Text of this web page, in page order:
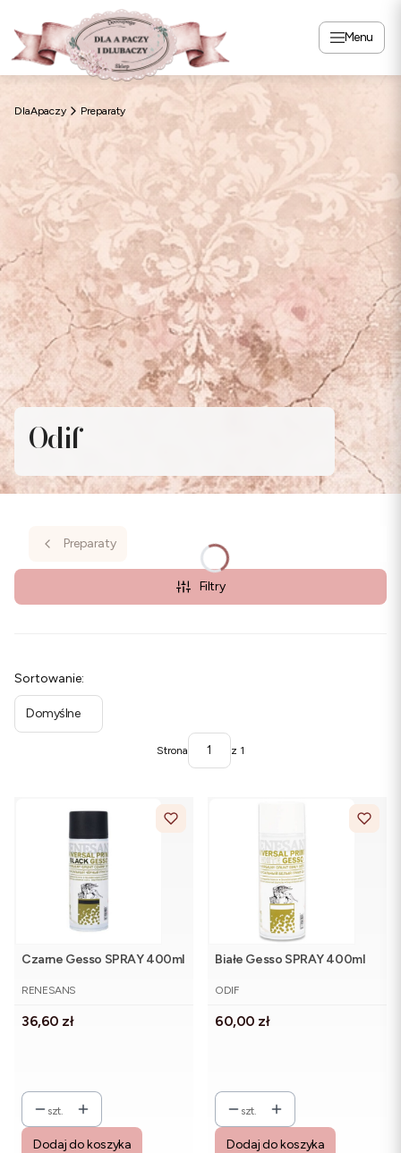
Menu
DlaApaczy Preparaty
Odif
Preparaty
Filtry
Lista produktów
Sortowanie:
Domyślne
Strona z 1
Czarne Gesso SPRAY 400ml
PRODUCENT
RENESANS
Cena
36,60 zł
szt.
Dodaj do koszyka
Białe Gesso SPRAY 400ml
PRODUCENT
ODIF
Cena
60,00 zł
szt.
Dodaj do koszyka